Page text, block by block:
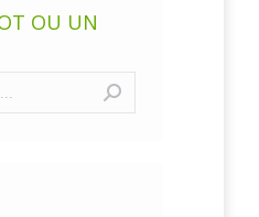
OU UN